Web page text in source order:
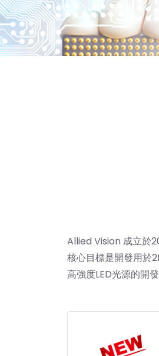
Allied Vision 成立於
核心目標是開發用於
高強度LED光源的開發